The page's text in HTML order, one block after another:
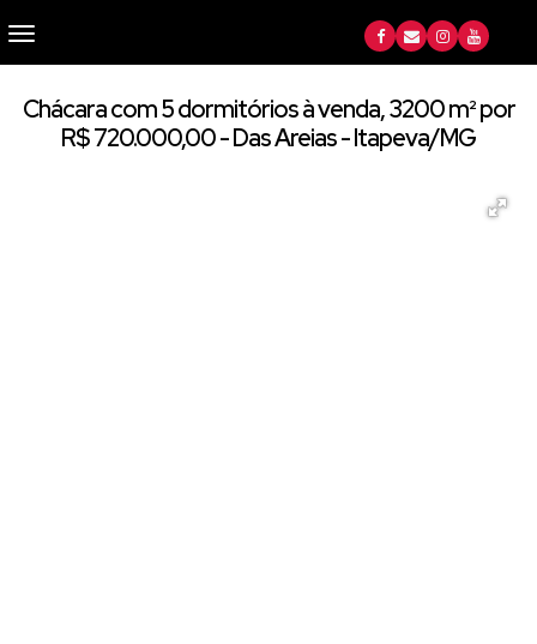
Chácara com 5 dormitórios à venda, 3200 m² por
R$ 720.000,00 - Das Areias - Itapeva/MG